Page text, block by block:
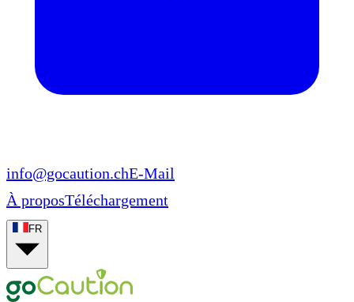
info@gocaution.chE-Mail
À proposTéléchargement
FR